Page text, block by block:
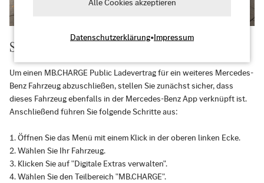
Schließen Sie einen weiteren Ladevertrag ab
Um einen MB.CHARGE Public Ladevertrag für ein weiteres Mercedes-
Benz Fahrzeug abzuschließen, stellen Sie zunächst sicher, dass
dieses Fahrzeug ebenfalls in der Mercedes-Benz App verknüpft ist.
Anschließend führen Sie folgende Schritte aus:
Öffnen Sie das Menü mit einem Klick in der oberen linken Ecke.
Wählen Sie Ihr Fahrzeug.
Klicken Sie auf "Digitale Extras verwalten".
Wählen Sie den Teilbereich "MB.CHARGE".
Datenschutzerklärung•Impressum